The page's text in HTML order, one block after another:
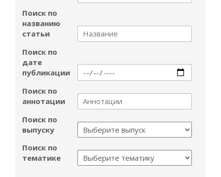
Поиск по
названию
статьи
Поиск по
дате
публикации
Поиск по
аннотации
Поиск по
выпуску
Поиск по
тематике